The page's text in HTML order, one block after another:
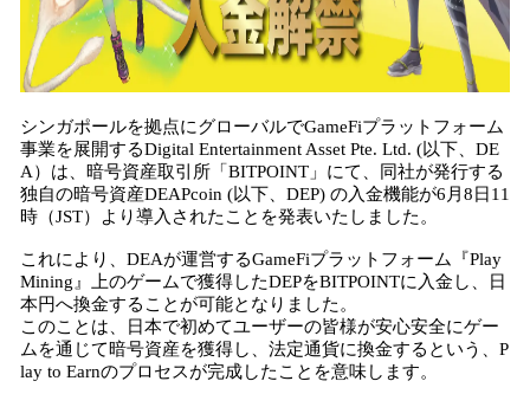
シンガポールを拠点にグローバルでGameFiプラットフォーム
事業を展開するDigital Entertainment Asset Pte. Ltd. (以下、DE
A）は、暗号資産取引所「BITPOINT」にて、同社が発行する
独自の暗号資産DEAPcoin (以下、DEP) の入金機能が6月8日11
時（JST）より導入されたことを発表いたしました。
これにより、DEAが運営するGameFiプラットフォーム『Play
Mining』上のゲームで獲得したDEPをBITPOINTに入金し、日
本円へ換金することが可能となりました。
このことは、日本で初めてユーザーの皆様が安心安全にゲー
ムを通じて暗号資産を獲得し、法定通貨に換金するという、P
lay to Earnのプロセスが完成したことを意味します。